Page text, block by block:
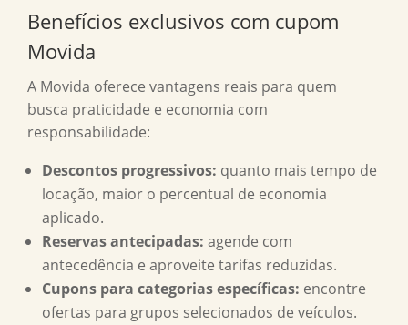
Benefícios exclusivos com cupom
Movida
A Movida oferece vantagens reais para quem
busca praticidade e economia com
responsabilidade:
Descontos progressivos: quanto mais tempo de
locação, maior o percentual de economia
aplicado.
Reservas antecipadas: agende com
antecedência e aproveite tarifas reduzidas.
Cupons para categorias específicas: encontre
ofertas para grupos selecionados de veículos.